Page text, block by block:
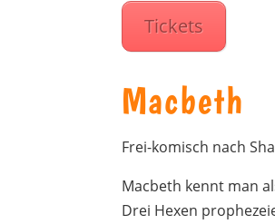
Tickets
Macbeth
Frei-komisch nach
Macbeth kennt man
Drei Hexen